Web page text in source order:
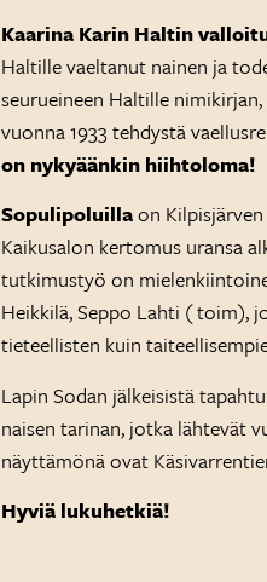
Kaarina Karin Haltin
Haltille vaeltanut nainen ja
seurueineen Haltille
vuonna 1933 tehdystä
on nykyäänkin hiihtoloma!
Sopulipoluillaon
Kaikusalon kertomus uransa
tutkimustyö on
Heikkilä, Seppo Lahti ( toim),
tieteellisten kuin
Lapin Sodan jälkeisistä
naisen tarinan, jotka lähtevät
näyttämönä ovat
Hyviä lukuhetkiä!